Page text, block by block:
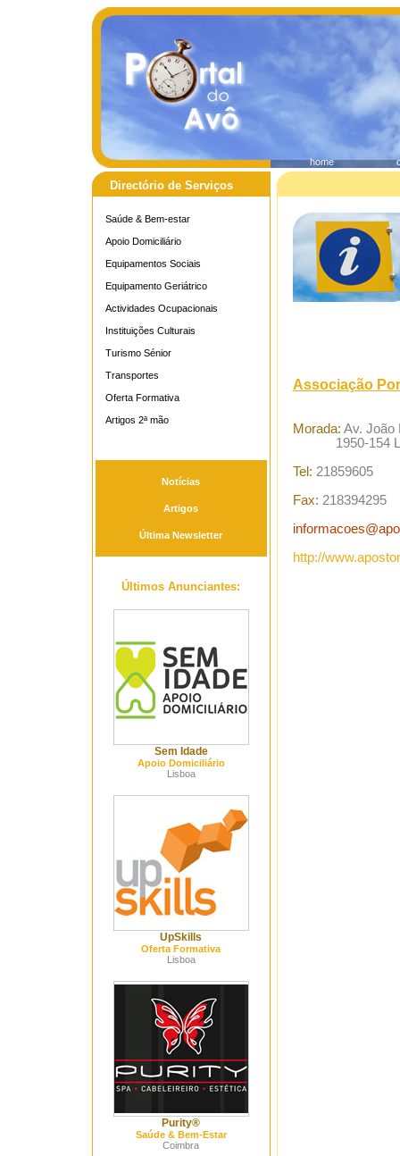
home
Directório de Serviços
Saúde & Bem-estar
Apoio Domiciliário
Equipamentos Sociais
Equipamento Geriátrico
Actividades Ocupacionais
Instituições Culturais
Turismo Sénior
Transportes
Oferta Formativa
Artigos 2ª mão
Notícias
Artigos
Última Newsletter
Últimos Anunciantes:
Sem Idade
Apoio Domiciliário
Lisboa
UpSkills
Oferta Formativa
Lisboa
Purity®
Saúde & Bem-Estar
Coimbra
Associação
Morada: Av. João
1950-154
Tel: 21859605
Fax: 218394295
http://